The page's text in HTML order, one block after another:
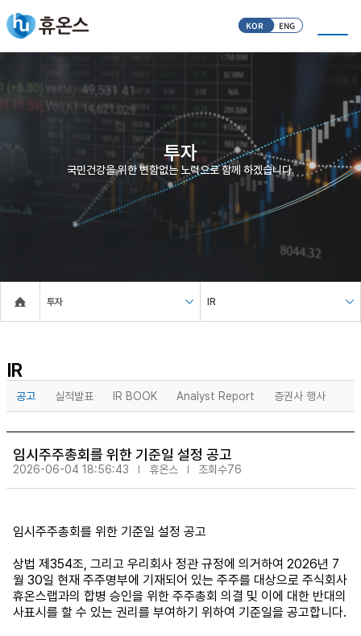
KOR ENG
투자
국민건강을 위한 변함없는 노력으로 함께 하겠습니다.
투자 IR
IR
공고 실적발표 IR BOOK Analyst Report 증권사 행사
임시주주총회를 위한 기준일 설정 공고
2026-06-04 18:56:43 휴온스 조회수76
임시주주총회를 위한 기준일 설정 공고
상법 제354조, 그리고 우리회사 정관 규정에 의거하여 2026년 7
월 30일 현재 주주명부에 기재되어 있는 주주를 대상으로 주식회사
휴온스랩과의 합병 승인을 위한 주주총회 의결 및 이에 대한 반대의
사표시를 할 수 있는 권리를 부여하기 위하여 기준일을 공고합니다.